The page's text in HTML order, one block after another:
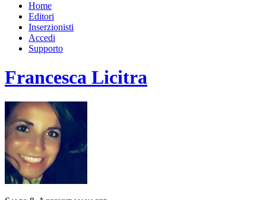
Home
Editori
Inserzionisti
Accedi
Supporto
Francesca Licitra